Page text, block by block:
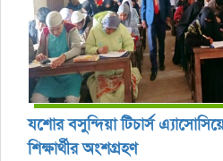
যশোর বসুন্দিয়া টিচার্স
শিক্ষার্থীর অংশগ্রহণ